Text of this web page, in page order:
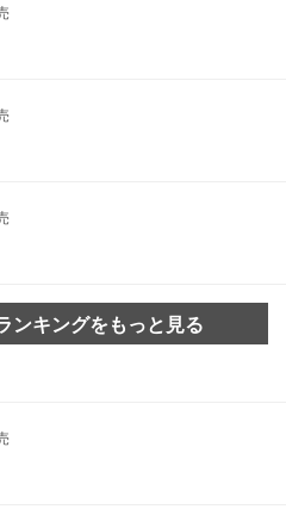
ンキングをもっと見る